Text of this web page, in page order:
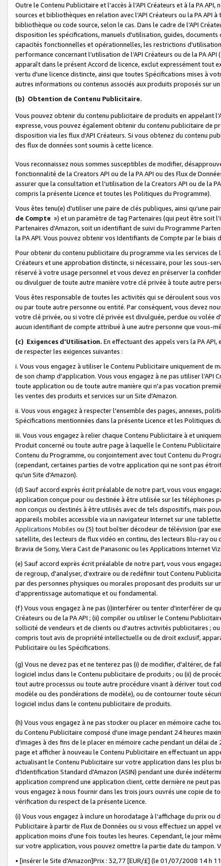
Outre le Contenu Publicitaire et l'accès à l’API Créateurs et à la PA
sources et bibliothèques en relation avec l’API Créateurs ou la PA
bibliothèque ou code source, selon le cas. Dans le cadre de l’API
disposition les spécifications, manuels d'utilisation, guides,
capacités fonctionnelles et opérationnelles, les restrictions
performance concernant l'utilisation de l’API Créateurs ou de la PA
apparaît dans le présent Accord de licence, exclut expressément tout
vertu d'une licence distincte, ainsi que toutes Spécifications mises à
autres informations ou contenus associés aux produits proposés sur
(b) Obtention de Contenu Publicitaire.
Vous pouvez obtenir du contenu publicitaire de produits en appelant
expresse, vous pouvez également obtenir du contenu publicitaire de
disposition via les flux d'API Créateurs. Si vous obtenez du contenu
des flux de données sont soumis à cette licence.
Vous reconnaissez nous sommes susceptibles de modifier,
fonctionnalité de la Creators API ou de la PA API ou des Flux de
assurer que la consultation et l'utilisation de la Creators API ou de la
compris la présente Licence et toutes les Politiques du Programme).
Vous êtes tenu(e) d'utiliser une paire de clés publiques, ainsi qu'une
de Compte ») et un paramètre de tag Partenaires (qui peut être soit
Partenaires d'Amazon, soit un identifiant de suivi du Programme
la PA API. Vous pouvez obtenir vos Identifiants de Compte par le biais
Pour obtenir du contenu publicitaire du programme via les services
Créateurs et une approbation distincte, si nécessaire, pour les sous-
réservé à votre usage personnel et vous devez en préserver la
ou divulguer de toute autre manière votre clé privée à toute autre
Vous êtes responsable de toutes les activités qui se déroulent sous
ou par toute autre personne ou entité. Par conséquent, vous devez
votre clé privée, ou si votre clé privée est divulguée, perdue ou volée
aucun identifiant de compte attribué à une autre personne que vous-
(c) Exigences d'Utilisation. En effectuant des appels vers la PA
de respecter les exigences suivantes :
i. Vous vous engagez à utiliser le Contenu Publicitaire uniquement de
de son champ d'application. Vous vous engagez à ne pas utiliser l’API
toute application ou de toute autre manière qui n'a pas vocation
les ventes des produits et services sur un Site d'Amazon.
ii. Vous vous engagez à respecter l'ensemble des pages, annexes,
Spécifications mentionnées dans la présente Licence et les Politiques
iii. Vous vous engagez à relier chaque Contenu Publicitaire à et
Produit concerné ou toute autre page à laquelle le Contenu
Contenu du Programme, ou conjointement avec tout Contenu du
(cependant, certaines parties de votre application qui ne sont pas
qu'un Site d'Amazon).
(d) Sauf accord exprès écrit préalable de notre part, vous vous
application conçue pour ou destinée à être utilisée sur les téléphones
non conçus ou destinés à être utilisés avec de tels dispositifs, mais
appareils mobiles accessible via un navigateur Internet sur une
Applications Mobiles ou (3) tout boîtier décodeur de télévision (par
satellite, des lecteurs de flux vidéo en continu, des lecteurs Blu-ray
Bravia de Sony, Viera Cast de Panasonic ou les Applications Internet
(e) Sauf accord exprès écrit préalable de notre part, vous vous
de regroup, d'analyser, d'extraire ou de redéfinir tout Contenu
par des personnes physiques ou morales proposant des produits sur
d’apprentissage automatique et ou fondamental.
(f) Vous vous engagez à ne pas (i)interférer ou tenter d'interférer de
Créateurs ou de la PA API ; (ii) compiler ou utiliser le Contenu
sollicité de vendeurs et de clients ou d'autres activités publicitaires ;
compris tout avis de propriété intellectuelle ou de droit exclusif,
Publicitaire ou les Spécifications.
(g) Vous ne devez pas et ne tenterez pas (i) de modifier, d'altérer, de
logiciel inclus dans le Contenu publicitaire de produits ; ou (ii) de
tout autre processus ou toute autre procédure visant à dériver tout
modèle ou des pondérations de modèle), ou de contourner toute
logiciel inclus dans le contenu publicitaire de produits.
(h) Vous vous engagez à ne pas stocker ou placer en mémoire cache
du Contenu Publicitaire composé d'une image pendant 24 heures
d'images à des fins de le placer en mémoire cache pendant un délai
page et afficher à nouveau le Contenu Publicitaire en effectuant un
actualisant le Contenu Publicitaire sur votre application dans les plus
d'Identification Standard d'Amazon (ASIN) pendant une durée
application comprend une application client, cette dernière ne peut
vous engagez à nous fournir dans les trois jours ouvrés une copie de
vérification du respect de la présente Licence.
(i) Vous vous engagez à inclure un horodatage à l'affichage du prix
Publicitaire à partir de Flux de Données ou si vous effectuez un appel
application moins d'une fois toutes les heures. Cependant, le jour
sur votre application, vous pouvez omettre la partie date du tampon.
• [insérer le Site d'Amazon]Prix : 32,77 [EUR/£] (le 01/07/2008 14 h